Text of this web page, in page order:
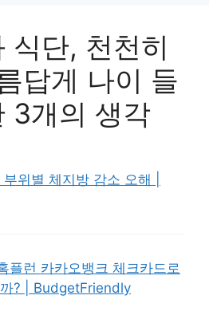
식단, 천천히
답게 나이 들
3개의 생각
위별 체지방 감소 오해 |
플런 카카오뱅크 체크카드로
? | BudgetFriendly